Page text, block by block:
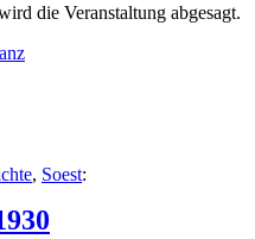
die Veranstaltung abgesagt.
, Soest: